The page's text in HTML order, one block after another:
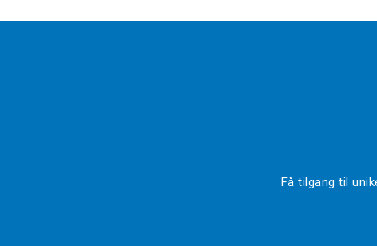
Få tilgang til